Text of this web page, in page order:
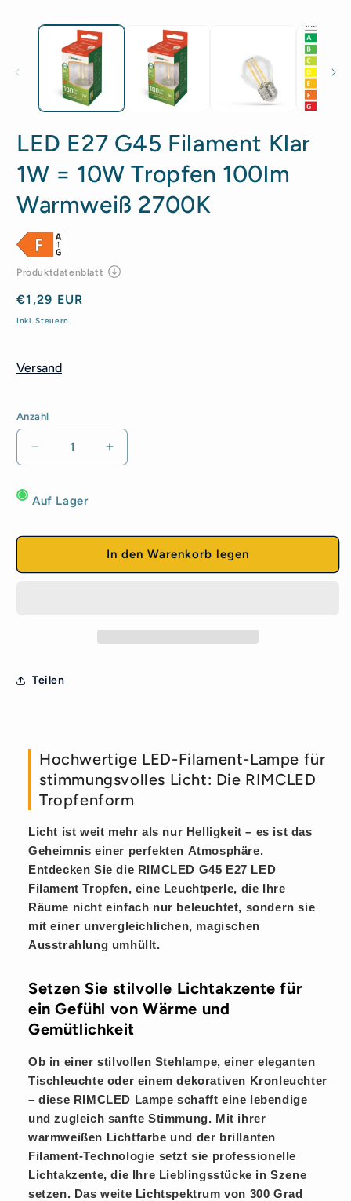
LED E27 G45 Filament Klar
1W = 10W Tropfen 100lm
Warmweiß 2700K
Normaler
Preis
€1,29 EUR
Inkl. Steuern.
Versand
Anzahl
Anzahl
Verringere
die
für
E27
Filament
Warmweiß
Erhöhe
die
E27
G45
Filament
10W
Auf Lager
In den Warenkorb legen
Teilen
Hochwertige LED-Filament-Lampe für
stimmungsvolles Licht: Die RIMCLED
Tropfenform
Licht ist weit mehr als nur Helligkeit – es ist das
Geheimnis einer perfekten Atmosphäre.
Entdecken Sie die RIMCLED G45 E27 LED
Filament Tropfen, eine Leuchtperle, die Ihre
Räume nicht einfach nur beleuchtet, sondern sie
mit einer unvergleichlichen, magischen
Ausstrahlung umhüllt.
Setzen Sie stilvolle Lichtakzente für
ein Gefühl von Wärme und
Gemütlichkeit
Ob in einer stilvollen Stehlampe, einer eleganten
Tischleuchte oder einem dekorativen Kronleuchter
– diese RIMCLED Lampe schafft eine lebendige
und zugleich sanfte Stimmung. Mit ihrer
warmweißen Lichtfarbe und der brillanten
Filament-Technologie setzt sie professionelle
Lichtakzente, die Ihre Lieblingsstücke in Szene
setzen. Das weite Lichtspektrum von 300 Grad